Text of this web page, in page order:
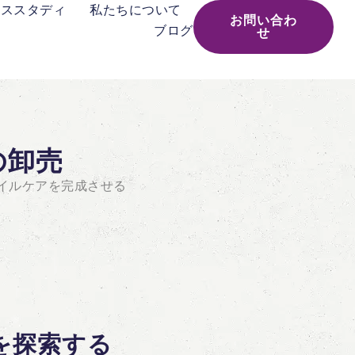
スタディ
私たちについて
ブログ
お問い合わ
せ
売
ルケアを完成させる
探索する